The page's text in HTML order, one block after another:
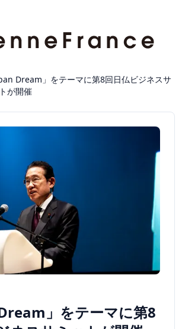
Dream」をテーマに第8回日仏ビジネスサ
が開催
」をテーマに第8